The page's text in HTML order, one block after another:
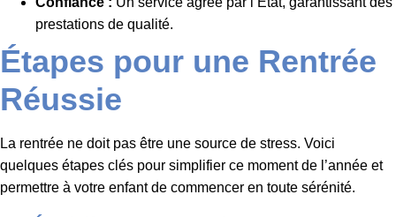
prestations de qualité.
Étapes pour une Rentrée
Réussie
La rentrée ne doit pas être une source de stress. Voici
quelques étapes clés pour simplifier ce moment de l’année et
permettre à votre enfant de commencer en toute sérénité.